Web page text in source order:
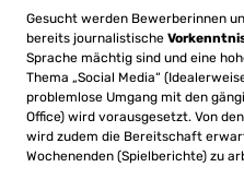
Gesucht werden Bewerberinnen
bereits journalistische
Sprache mächtig sind und eine
Thema „Social Media“
problemlose Umgang mit den
Office) wird vorausgesetzt. Von
wird zudem die Bereitschaft
Wochenenden (Spielberichte) zu